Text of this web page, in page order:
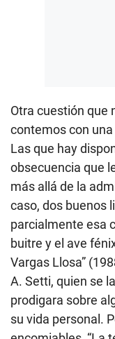
Otra cuestión que
contemos con
Las que hay
obsecuencia que
más allá de la
caso, dos buenos
parcialmente esa
buitre y el ave
Vargas Llosa”
A. Setti, quien se
prodigara sobre
su vida personal.